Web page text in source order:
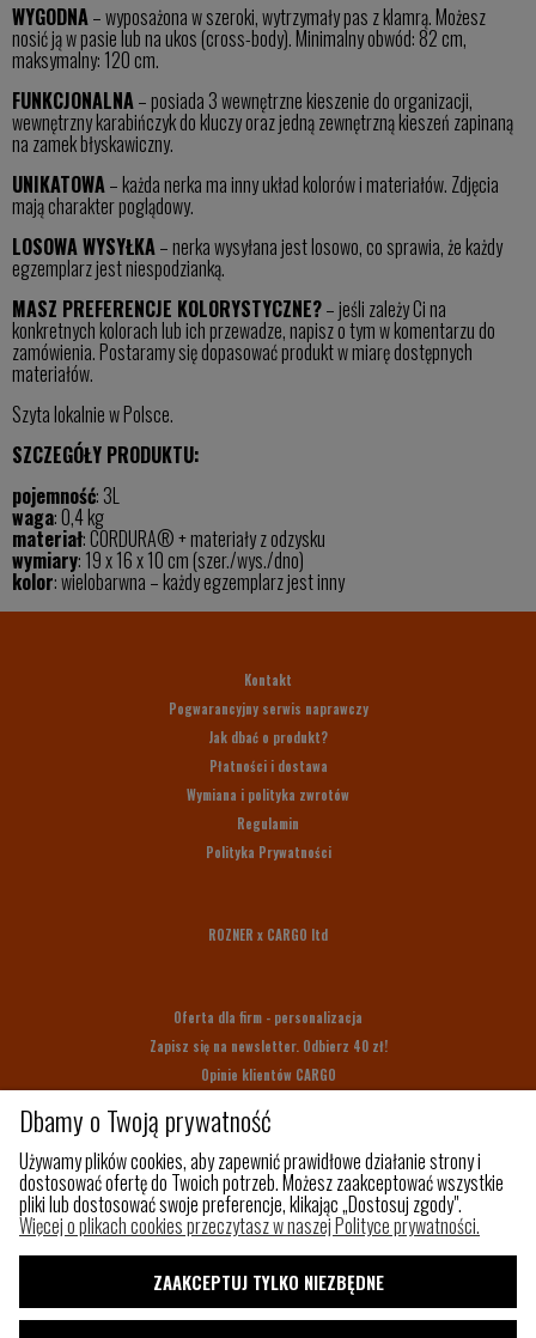
WYGODNA– wyposażona w szeroki, wytrzymały pas z klamrą. Możesz
nosić ją w pasie lub na ukos (cross-body). Minimalny obwód: 82 cm,
maksymalny: 120 cm.
FUNKCJONALNA– posiada 3 wewnętrzne kieszenie do organizacji,
wewnętrzny karabińczyk do kluczy oraz jedną zewnętrzną kieszeń zapinaną
na zamek błyskawiczny.
UNIKATOWA– każda nerka ma inny układ kolorów i materiałów. Zdjęcia
mają charakter poglądowy.
LOSOWA WYSYŁKA– nerka wysyłana jest losowo, co sprawia, że każdy
egzemplarz jest niespodzianką.
MASZ PREFERENCJE KOLORYSTYCZNE?– jeśli zależy Ci na
konkretnych kolorach lub ich przewadze, napisz o tym w komentarzu do
zamówienia. Postaramy się dopasować produkt w miarę dostępnych
materiałów.
Szyta lokalnie w Polsce.
SZCZEGÓŁY PRODUKTU:
pojemność: 3L
waga: 0,4 kg
materiał: CORDURA® + materiały z odzysku
wymiary: 19 x 16 x 10 cm (szer./wys./dno)
kolor: wielobarwna – każdy egzemplarz jest inny
Kontakt
Pogwarancyjny serwis naprawczy
Jak dbać o produkt?
Płatności i dostawa
Wymiana i polityka zwrotów
Regulamin
Polityka Prywatności
ROZNER x CARGO ltd
Oferta dla firm - personalizacja
Zapisz się na newsletter. Odbierz 40 zł!
Opinie klientów CARGO
Na prezent
Z czego szyjemy
Paleta kolorów
Pakowny plecak do samolotu
Dbamy o Twoją prywatność
Używamy plików cookies, aby zapewnić prawidłowe działanie strony i
dostosować ofertę do Twoich potrzeb. Możesz zaakceptować wszystkie
pliki lub dostosować swoje preferencje, klikając „Dostosuj zgody".
Więcej o plikach cookies przeczytasz w naszej Polityce prywatności.
ZAAKCEPTUJ TYLKO NIEZBĘDNE